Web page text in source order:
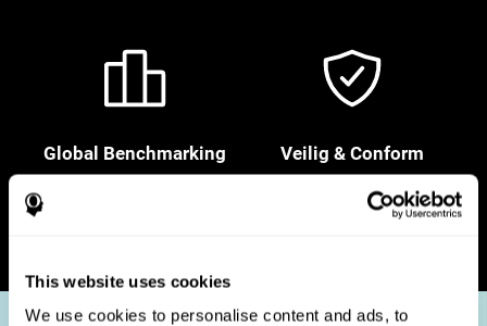
This website uses cookies
We use cookies to personalise content and ads, to
Global Benchmarking
maatstaven om toptalent aan
Veilig & Conform
kandidaatgegevens met ons
veilige, privacy conform